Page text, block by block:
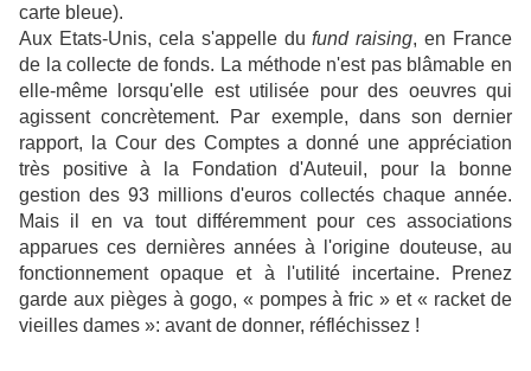
carte bleue).
Aux Etats-Unis, cela s'appelle dufund raising, en France
de la collecte de fonds. La méthode n'est pas blâmable en
elle-même lorsqu'elle est utilisée pour des oeuvres qui
agissent concrètement. Par exemple, dans son dernier
rapport, la Cour des Comptes a donné une appréciation
très positive à la Fondation d'Auteuil, pour la bonne
gestion des 93 millions d'euros collectés chaque année.
Mais il en va tout différemment pour ces associations
apparues ces dernières années à l'origine douteuse, au
fonctionnement opaque et à l'utilité incertaine. Prenez
garde aux pièges à gogo, « pompes à fric » et « racket de
vieilles dames »: avant de donner, réfléchissez !